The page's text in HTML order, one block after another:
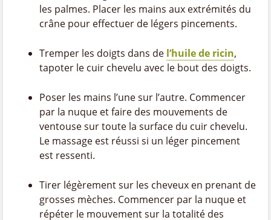
les palmes. Placer les mains aux extrémités du
crâne pour effectuer de légers pincements.
Tremper les doigts dans de l’huile de ricin,
tapoter le cuir chevelu avec le bout des doigts.
Poser les mains l’une sur l’autre. Commencer
par la nuque et faire des mouvements de
ventouse sur toute la surface du cuir chevelu.
Le massage est réussi si un léger pincement
est ressenti.
Tirer légèrement sur les cheveux en prenant de
grosses mèches. Commencer par la nuque et
répéter le mouvement sur la totalité des